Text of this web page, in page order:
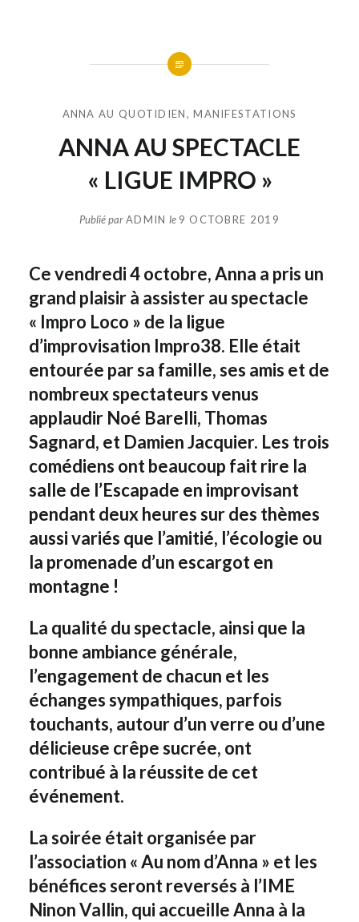
ANNA AU QUOTIDIEN,MANIFESTATIONS
ANNA AU SPECTACLE
« LIGUE IMPRO »
Publié parADMIN le 9 OCTOBRE 2019
Ce vendredi 4 octobre, Anna a pris un
grand plaisir à assister au spectacle
« Impro Loco » de la ligue
d’improvisation Impro38. Elle était
entourée par sa famille, ses amis et de
nombreux spectateurs venus
applaudir Noé Barelli, Thomas
Sagnard, et Damien Jacquier. Les trois
comédiens ont beaucoup fait rire la
salle de l’Escapade en improvisant
pendant deux heures sur des thèmes
aussi variés que l’amitié, l’écologie ou
la promenade d’un escargot en
montagne !
La qualité du spectacle, ainsi que la
bonne ambiance générale,
l’engagement de chacun et les
échanges sympathiques, parfois
touchants, autour d’un verre ou d’une
délicieuse crêpe sucrée, ont
contribué à la réussite de cet
événement.
La soirée était organisée par
l’association « Au nom d’Anna » et les
bénéfices seront reversés à l’IME
Ninon Vallin, qui accueille Anna à la